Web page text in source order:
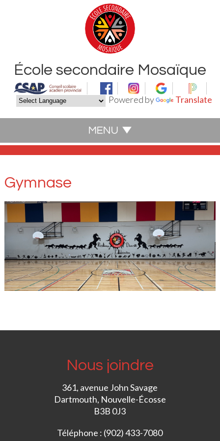
Powered by Translate
École secondaire Mosaïque
Gymnase
Nous joindre
361, avenue John Savage
Dartmouth, Nouvelle-Écosse
B3B 0J3
Téléphone : (902) 433-7080